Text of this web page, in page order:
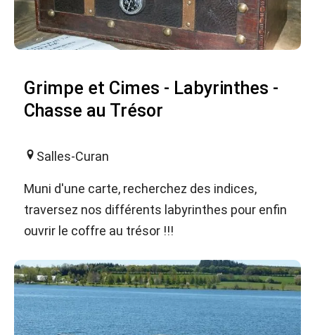
Grimpe et Cimes - Labyrinthes -
Chasse au Trésor
Salles-Curan
Muni d'une carte, recherchez des indices,
traversez nos différents labyrinthes pour enfin
ouvrir le coffre au trésor !!!